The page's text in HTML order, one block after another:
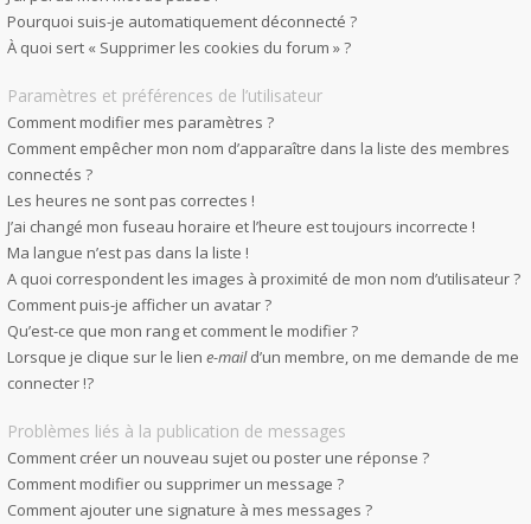
Pourquoi suis-je automatiquement déconnecté ?
À quoi sert « Supprimer les cookies du forum » ?
Paramètres et préférences de l’utilisateur
Comment modifier mes paramètres ?
Comment empêcher mon nom d’apparaître dans la liste des membres
connectés ?
Les heures ne sont pas correctes !
J’ai changé mon fuseau horaire et l’heure est toujours incorrecte !
Ma langue n’est pas dans la liste !
A quoi correspondent les images à proximité de mon nom d’utilisateur ?
Comment puis-je afficher un avatar ?
Qu’est-ce que mon rang et comment le modifier ?
Lorsque je clique sur le lien e-maild’un membre, on me demande de me
connecter !?
Problèmes liés à la publication de messages
Comment créer un nouveau sujet ou poster une réponse ?
Comment modifier ou supprimer un message ?
Comment ajouter une signature à mes messages ?